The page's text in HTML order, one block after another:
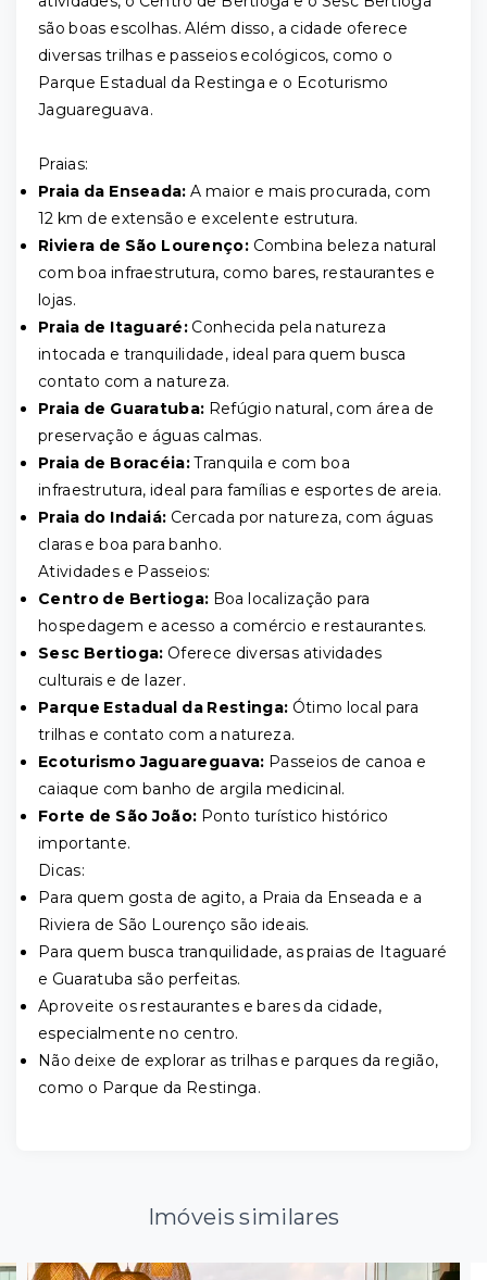
são boas escolhas. Além disso, a cidade oferece
diversas trilhas e passeios ecológicos, como o
Parque Estadual da Restinga e o Ecoturismo
Jaguareguava.
Praias:
Praia da Enseada: A maior e mais procurada, com
12 km de extensão e excelente estrutura.
Riviera de São Lourenço:Combina beleza natural
com boa infraestrutura, como bares, restaurantes e
lojas.
Praia de Itaguaré:Conhecida pela natureza
intocada e tranquilidade, ideal para quem busca
contato com a natureza.
Praia de Guaratuba: Refúgio natural, com área de
preservação e águas calmas.
Praia de Boracéia:Tranquila e com boa
infraestrutura, ideal para famílias e esportes de areia.
Praia do Indaiá: Cercada por natureza, com águas
claras e boa para banho.
Atividades e Passeios:
Centro de Bertioga: Boa localização para
hospedagem e acesso a comércio e restaurantes.
Sesc Bertioga: Oferece diversas atividades
culturais e de lazer.
Parque Estadual da Restinga: Ótimo local para
trilhas e contato com a natureza.
Ecoturismo Jaguareguava: Passeios de canoa e
caiaque com banho de argila medicinal.
Forte de São João: Ponto turístico histórico
importante.
Dicas:
Para quem gosta de agito, a Praia da Enseada e a
Riviera de São Lourenço são ideais.
Para quem busca tranquilidade, as praias de Itaguaré
e Guaratuba são perfeitas.
Aproveite os restaurantes e bares da cidade,
especialmente no centro.
Não deixe de explorar as trilhas e parques da região,
como o Parque da Restinga.
Imóveis similares